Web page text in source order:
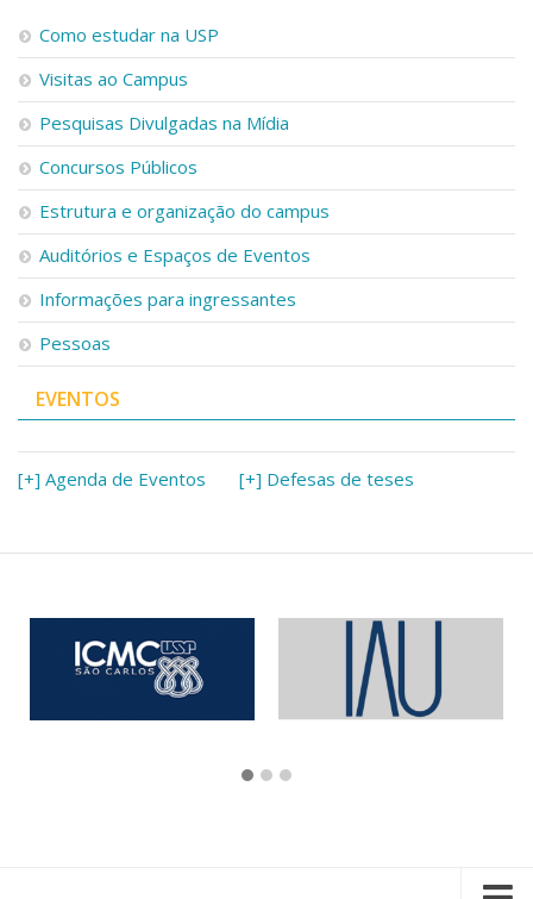
Como estudar na USP
Visitas ao Campus
Pesquisas Divulgadas na Mídia
Concursos Públicos
Estrutura e organização do campus
Auditórios e Espaços de Eventos
Informações para ingressantes
Pessoas
EVENTOS
[+] Agenda de Eventos [+] Defesas de teses